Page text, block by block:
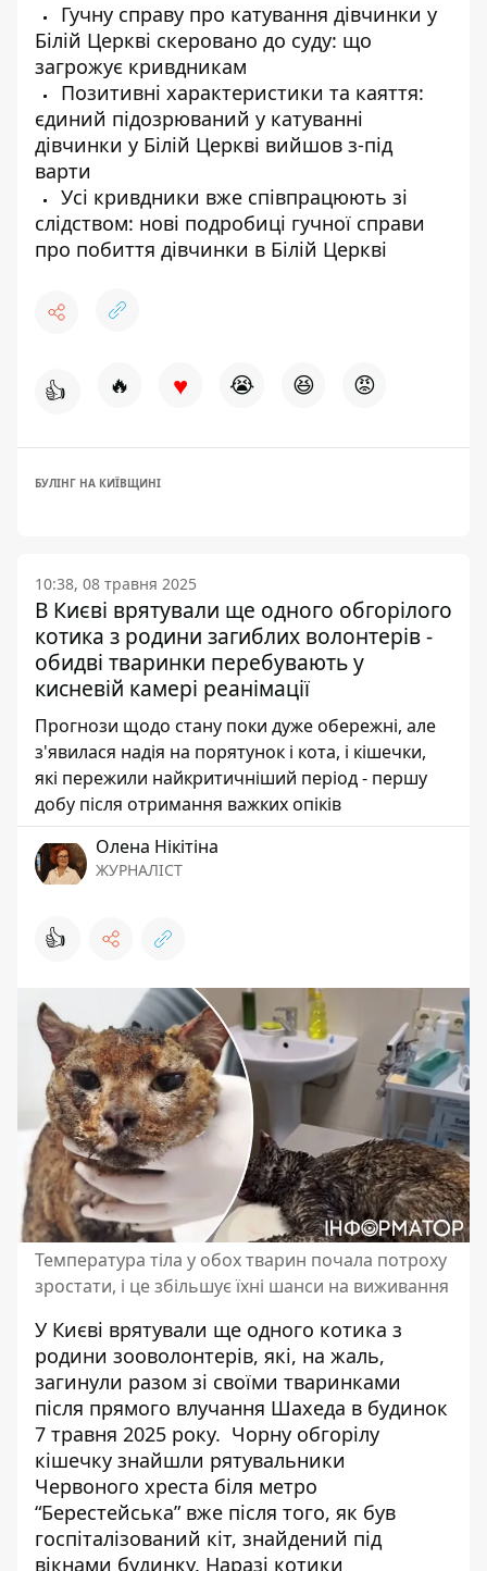
Гучну справу про катування дівчинки у
Білій Церкві скеровано до суду: що
загрожує кривдникам
Позитивні характеристики та каяття:
єдиний підозрюваний у катуванні
дівчинки у Білій Церкві вийшов з-під
варти
Усі кривдники вже співпрацюють зі
слідством: нові подробиці гучної справи
про побиття дівчинки в Білій Церкві
👍 🔥 ♥ 😭 😆 😡
БУЛІНГ НА КИЇВЩИНІ
10:38, 08 травня 2025
В Києві врятували ще одного обгорілого
котика з родини загиблих волонтерів -
обидві тваринки перебувають у
кисневій камері реанімації
Прогнози щодо стану поки дуже обережні, але
з'явилася надія на порятунок і кота, і кішечки,
які пережили найкритичніший період - першу
добу після отримання важких опіків
Олена Нікітіна
ЖУРНАЛІСТ
👍
Температура тіла у обох тварин почала потроху
зростати, і це збільшує їхні шанси на виживання
У Києві врятували ще одного котика з
родини зооволонтерів, які, на жаль,
загинули разом зі своїми тваринками
після прямого влучання Шахеда в будинок
7 травня 2025 року. Чорну обгорілу
кішечку знайшли рятувальники
Червоного хреста біля метро
“Берестейська” вже після того, як був
госпіталізований кіт, знайдений під
вікнами будинку. Наразі котики